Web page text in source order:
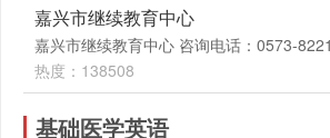
嘉兴市继续教育中心
嘉兴市继续教育中心 咨询电话：0573-
热度：138508
基础医学英语